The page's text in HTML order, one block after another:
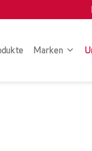
Marken